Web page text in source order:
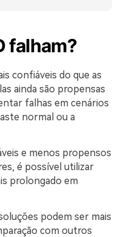
falham?
confiáveis do que as
ainda são propensas
falhas em cenários
normal ou a
e menos propensos
é possível utilizar
prolongado em
podem ser mais
com outros